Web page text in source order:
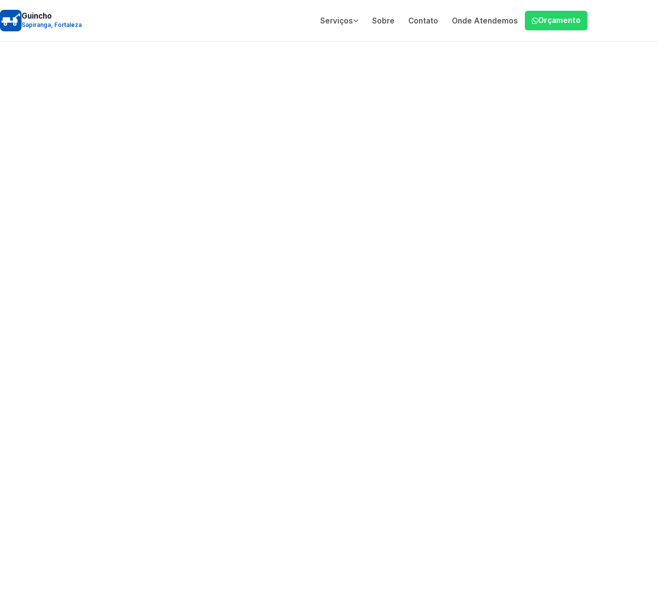
Guincho
Sapiranga, Fortaleza Serviços Sobre Contato Onde Atendemos Orçamento